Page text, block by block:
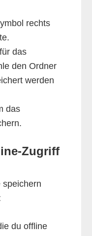
rechts
das
den Ordner
werden
das
Zugriff
speichern
du offline